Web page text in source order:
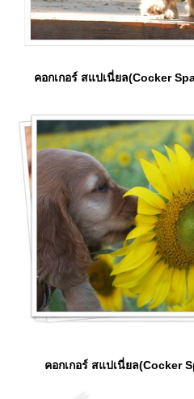
คอกเกอร์ สแปเนี่ยล(Cocker
คอกเกอร์ สแปเนี่ยล(Cocker